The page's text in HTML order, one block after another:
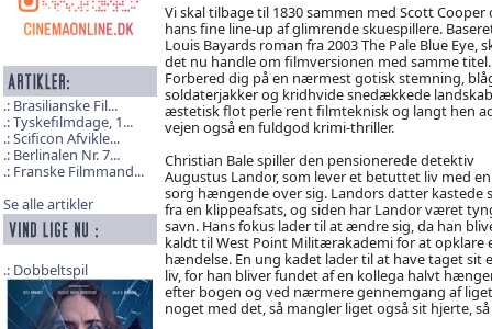
Brasilianske Fil...
Tyskefilmdage, 1...
Scificon Afvikle...
Berlinalen Nr. 7...
Franske Filmmand...
Se alle artikler
Dobbeltspil
Vi skal tilbage til 1830 sammen med Scott Cooper
hans fine line-up af glimrende skuespillere.
Louis Bayards roman fra 2003 The Pale Blue Eye,
det nu handle om filmversionen med samme titel.
Forbered dig på en nærmest gotisk stemning,
soldaterjakker og kridhvide snedækkede
æstetisk flot perle rent filmteknisk og langt hen
vejen også en fuldgod krimi-thriller.
Christian Bale spiller den pensionerede detektiv
Augustus Landor, som lever et betuttet liv med
sorg hængende over sig. Landors datter kastede
fra en klippeafsats, og siden har Landor været
savn. Hans fokus lader til at ændre sig, da han
kaldt til West Point Militærakademi for at opklare
hændelse. En ung kadet lader til at have taget sit
liv, for han bliver fundet af en kollega halvt
efter bogen og ved nærmere gennemgang af
noget med det, så mangler liget også sit hjerte,